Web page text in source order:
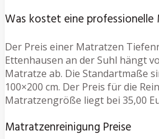
Was kostet eine
Der Preis einer Matratzen
Ettenhausen an der Suhl hängt
Matratze ab. Die Standartmaße
100×200 cm. Der Preis für die
Matratzengröße liegt bei 35,00
Matratzenreinigung Preise